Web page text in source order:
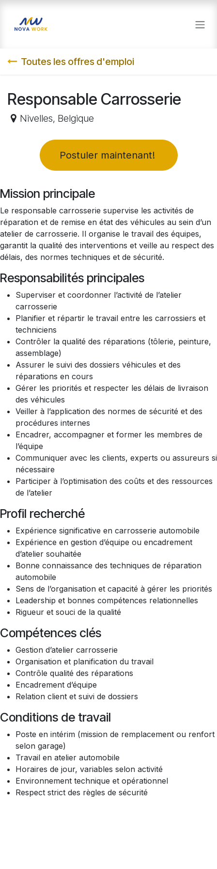
Toutes les offres d'emploi
Responsable Carrosserie
Nivelles, Belgique
​Postuler maintenant!
Mission principale
Le responsable carrosserie supervise les activités de
réparation et de remise en état des véhicules au sein d’un
atelier de carrosserie. Il organise le travail des équipes,
garantit la qualité des interventions et veille au respect des
délais, des normes techniques et de sécurité.
Responsabilités principales
Superviser et coordonner l’activité de l’atelier
carrosserie
Planifier et répartir le travail entre les carrossiers et
techniciens
Contrôler la qualité des réparations (tôlerie, peinture,
assemblage)
Assurer le suivi des dossiers véhicules et des
réparations en cours
Gérer les priorités et respecter les délais de livraison
des véhicules
Veiller à l’application des normes de sécurité et des
procédures internes
Encadrer, accompagner et former les membres de
l’équipe
Communiquer avec les clients, experts ou assureurs si
nécessaire
Participer à l’optimisation des coûts et des ressources
de l’atelier
Profil recherché
Expérience significative en carrosserie automobile
Expérience en gestion d’équipe ou encadrement
d’atelier souhaitée
Bonne connaissance des techniques de réparation
automobile
Sens de l’organisation et capacité à gérer les priorités
Leadership et bonnes compétences relationnelles
Rigueur et souci de la qualité
Compétences clés
Gestion d’atelier carrosserie
Organisation et planification du travail
Contrôle qualité des réparations
Encadrement d’équipe
Relation client et suivi de dossiers
Conditions de travail
Poste en intérim (mission de remplacement ou renfort
selon garage)
Travail en atelier automobile
Horaires de jour, variables selon activité
Environnement technique et opérationnel
Respect strict des règles de sécurité